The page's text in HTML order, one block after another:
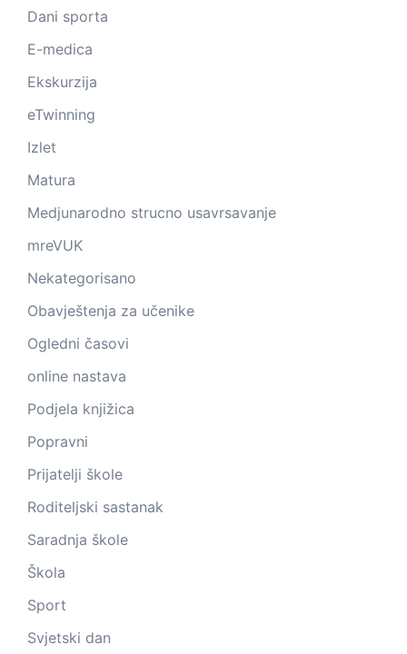
Dani sporta
E-medica
Ekskurzija
eTwinning
Izlet
Matura
Medjunarodno strucno usavrsavanje
mreVUK
Nekategorisano
Obavještenja za učenike
Ogledni časovi
online nastava
Podjela knjižica
Popravni
Prijatelji škole
Roditeljski sastanak
Saradnja škole
Škola
Sport
Svjetski dan